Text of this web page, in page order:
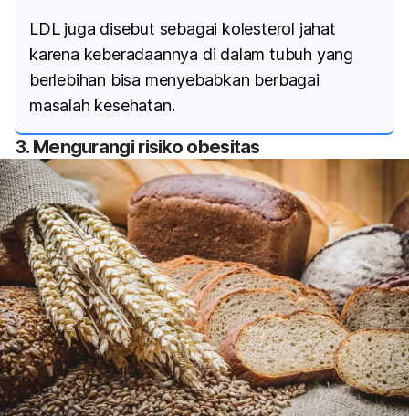
LDL juga disebut sebagai kolesterol jahat
karena keberadaannya di dalam tubuh yang
berlebihan bisa menyebabkan berbagai
masalah kesehatan.
3. Mengurangi risiko obesitas